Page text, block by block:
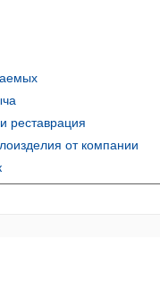
реставрация
от компании